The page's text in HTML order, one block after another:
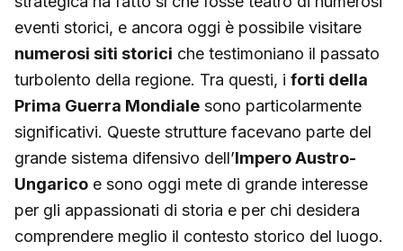
eventi storici, e ancora oggi è possibile visitare
numerosi siti storici che testimoniano il passato
turbolento della regione. Tra questi, i forti della
Prima Guerra Mondiale sono particolarmente
significativi. Queste strutture facevano parte del
grande sistema difensivo dell’Impero Austro-
Ungarico e sono oggi mete di grande interesse
per gli appassionati di storia e per chi desidera
comprendere meglio il contesto storico del luogo.